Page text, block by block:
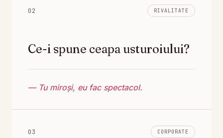
02 RIVALITATE
Ce-i spune ceapa usturoiului?
— Tu miroși, eu fac spectacol.
03 CORPORATE